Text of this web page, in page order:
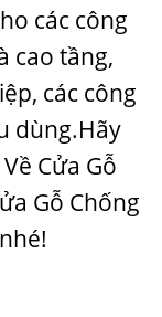
các công
cao tầng,
các công
dùng.Hãy
Cửa Gỗ
Gỗ Chống